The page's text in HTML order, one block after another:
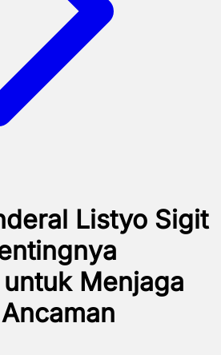
Listyo Sigit
Menjaga